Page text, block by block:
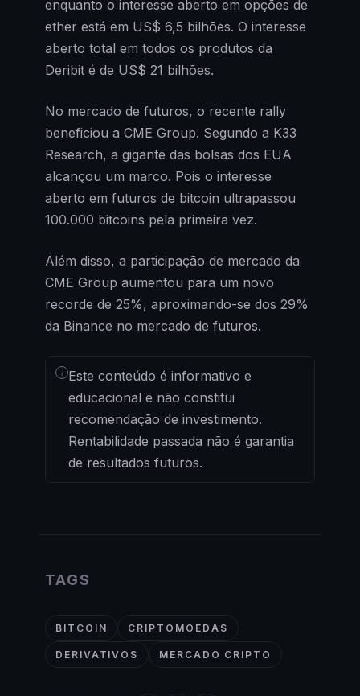
enquanto o interesse aberto em opções de
ether está em US$ 6,5 bilhões. O interesse
aberto total em todos os produtos da
Deribit é de US$ 21 bilhões.
No mercado de futuros, o recente rally
beneficiou a CME Group. Segundo a K33
Research, a gigante das bolsas dos EUA
alcançou um marco. Pois o interesse
aberto em futuros de bitcoin ultrapassou
100.000 bitcoins pela primeira vez.
Além disso, a participação de mercado da
CME Group aumentou para um novo
recorde de 25%, aproximando-se dos 29%
da Binance no mercado de futuros.
i Este conteúdo é informativo e
educacional e não constitui
recomendação de investimento.
Rentabilidade passada não é garantia
de resultados futuros.
TAGS
BITCOIN CRIPTOMOEDAS
DERIVATIVOS MERCADO CRIPTO